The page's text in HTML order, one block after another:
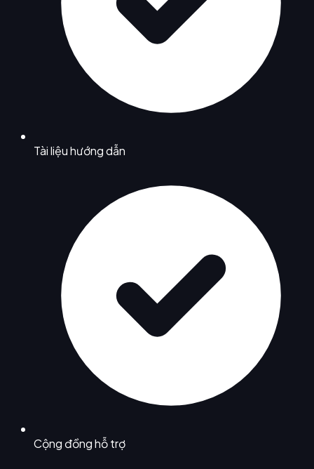
Tài liệu hướng dẫn
Cộng đồng hỗ trợ